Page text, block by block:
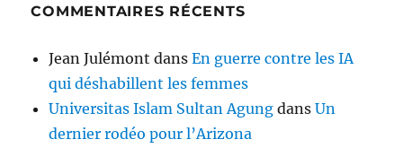
COMMENTAIRES RÉCENTS
Jean Julémont dansEn guerre contre les IA
qui déshabillent les femmes
Universitas Islam Sultan Agung dansUn
dernier rodéo pour l’Arizona